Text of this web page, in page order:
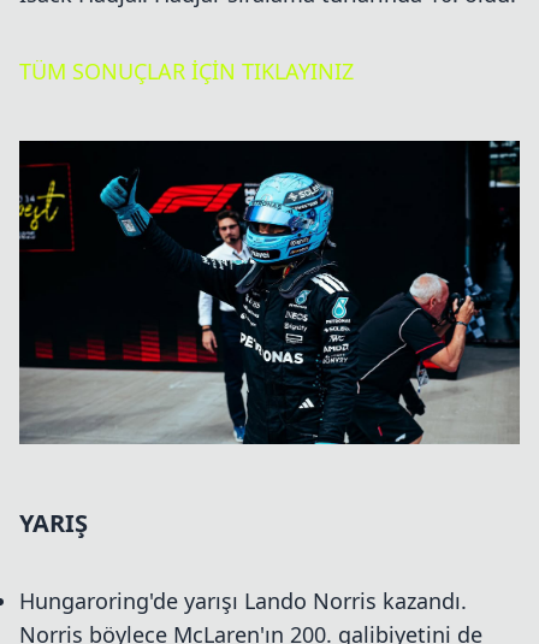
TÜM SONUÇLAR İÇİN TIKLAYINIZ
YARIŞ
Hungaroring'de yarışı Lando Norris kazandı.
Norris böylece McLaren'ın 200. galibiyetini de